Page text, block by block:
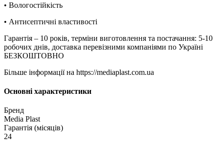
• Вологостійкість
• Антисептичні властивості
Гарантія – 10 років, терміни виготовлення та постачання: 5-10
робочих днів, доставка перевізними компаніями по Україні
БЕЗКОШТОВНО
Більше інформації на https://mediaplast.com.ua
Основні характеристики
Бренд
Media Plast
Гарантія (місяців)
24